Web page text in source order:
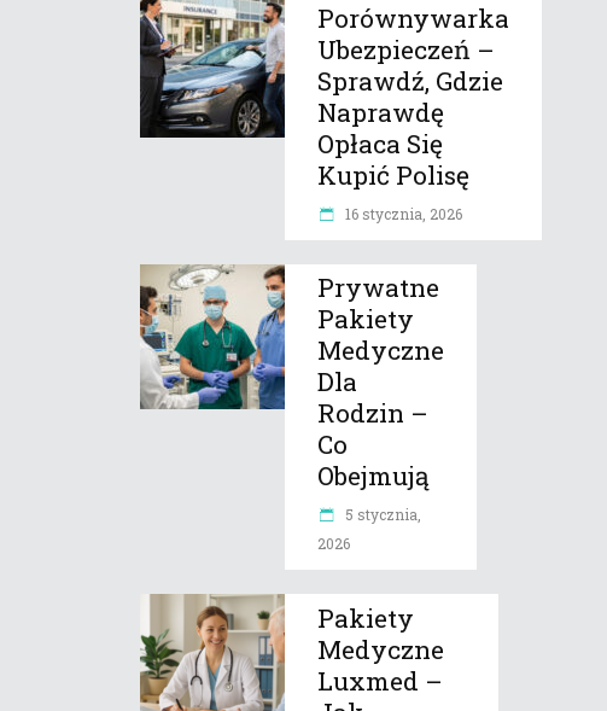
Porównywarka
Ubezpieczeń –
Sprawdź, Gdzie
Naprawdę
Opłaca Się
Kupić Polisę
16 stycznia, 2026
Prywatne
Pakiety
Medyczne
Dla
Rodzin –
Co
Obejmują
5 stycznia,
2026
Pakiety
Medyczne
Luxmed –